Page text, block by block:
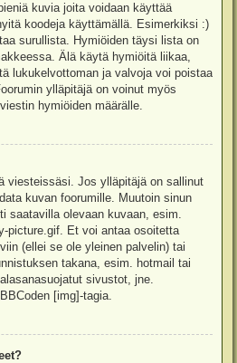
kuvia joita voidaan käyttää
koodeja käyttämällä. Esimerkiksi :)
surullista. Hymiöiden täysi lista on
Älä käytä hymiöitä liikaa,
lukukelvottoman ja valvoja voi poistaa
ylläpitäjä on voinut myös
hymiöiden määrälle.
viesteissäsi. Jos ylläpitäjä on sallinut
kuvan foorumille. Muutoin sinun
saatavilla olevaan kuvaan, esim.
picture.gif. Et voi antaa osoitetta
(ellei se ole yleinen palvelin) tai
takana, esim. hotmail tai
sivustot, jne.
[img]-tagia.